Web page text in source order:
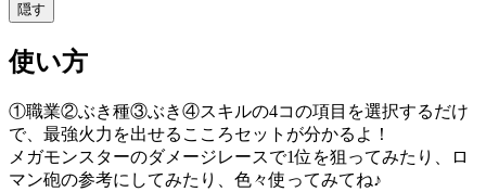
隠す
使い方
①職業②ぶき種③ぶき④スキルの4コの項目を選択するだけ
で、最強火力を出せるこころセットが分かるよ！
メガモンスターのダメージレースで1位を狙ってみたり、ロ
マン砲の参考にしてみたり、色々使ってみてね♪